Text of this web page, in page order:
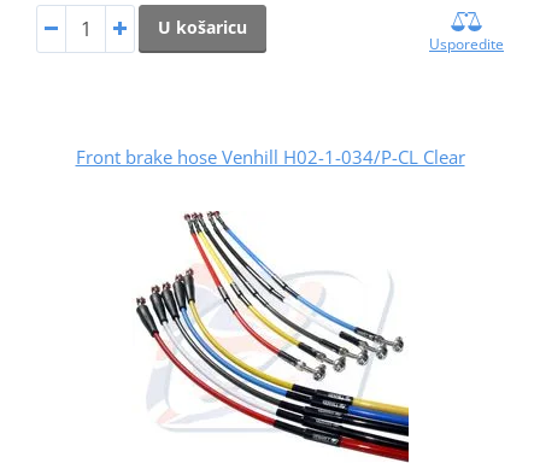
U košaricu
Usporedite
Front brake hose Venhill H02-1-034/P-CL Clear